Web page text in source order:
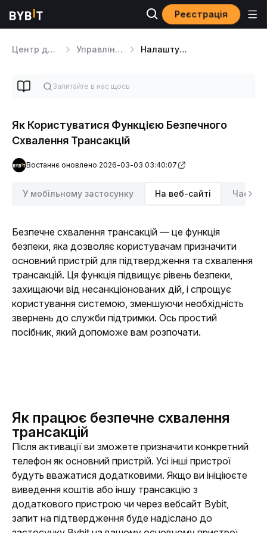
Реєстрація
Центр допомоги Управління Акаунт Налаштування Акаунт
Як Користуватися Функцією Безпечного
Схвалення Трансакцій
Востаннє оновлено 2026-03-03 03:40:07
У мобільному застосунку На веб-сайті Часті
Безпечне схвалення трансакцій — це функція
безпеки, яка дозволяє користувачам призначити
основний пристрій для підтвердження та схвалення
трансакцій. Ця функція підвищує рівень безпеки,
захищаючи від несанкціонованих дій, і спрощує
користування системою, зменшуючи необхідність
звернень до служби підтримки. Ось простий
посібник, який допоможе вам розпочати.
Як працює безпечне схвалення
трансакцій
Після активації ви зможете призначити конкретний
телефон як основний пристрій. Усі інші пристрої
будуть вважатися додатковими. Якщо ви ініціюєте
виведення коштів або іншу трансакцію з
додаткового пристрою чи через вебсайт Bybit,
запит на підтвердження буде надіслано до